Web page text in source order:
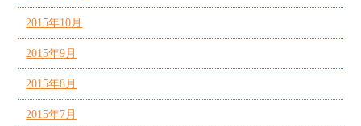
2015年10月
2015年9月
2015年8月
2015年7月